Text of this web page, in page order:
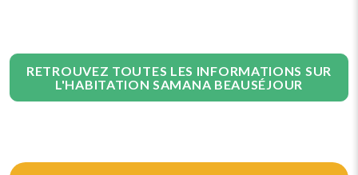
RETROUVEZ TOUTES LES INFORMATIONS SUR
L'HABITATION SAMANA BEAUSÉJOUR